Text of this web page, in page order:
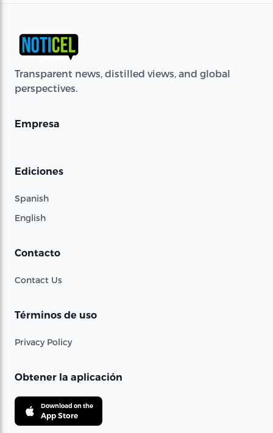
Transparent news, distilled views, and global
perspectives.
Empresa
Ediciones
Spanish
English
Contacto
Contact Us
Términos de uso
Privacy Policy
Obtener la aplicación
Download on the
App Store